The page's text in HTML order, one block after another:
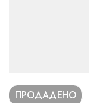
ПРОДАДЕНО